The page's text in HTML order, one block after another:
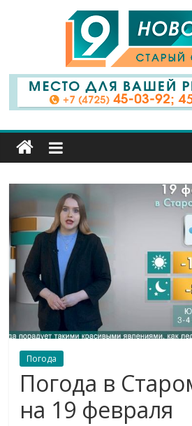
9
Канал
Старый
Оскол
Погода
Погода в
на 19 февраля